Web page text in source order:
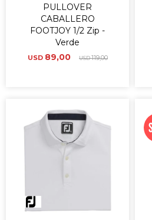
PULLOVER
CABALLERO
FOOTJOY 1/2 Zip -
Verde
USD 89,00 USD119,00